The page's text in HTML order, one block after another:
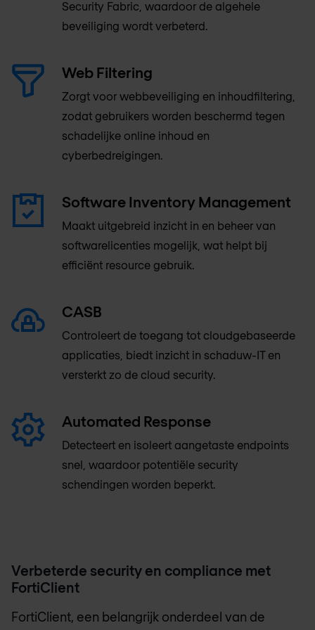
Security Fabric, waardoor de algehele
beveiliging wordt verbeterd.
Web Filtering
Zorgt voor webbeveiliging en inhoudfiltering,
zodat gebruikers worden beschermd tegen
schadelijke online inhoud en
cyberbedreigingen.
Software Inventory Management
Maakt uitgebreid inzicht in en beheer van
softwarelicenties mogelijk, wat helpt bij
efficiënt resource gebruik.
CASB
Controleert de toegang tot cloudgebaseerde
applicaties, biedt inzicht in schaduw-IT en
versterkt zo de cloud security.
Automated Response
Detecteert en isoleert aangetaste endpoints
snel, waardoor potentiële security
schendingen worden beperkt.
Verbeterde security en compliance met
FortiClient
FortiClient, een belangrijk onderdeel van de